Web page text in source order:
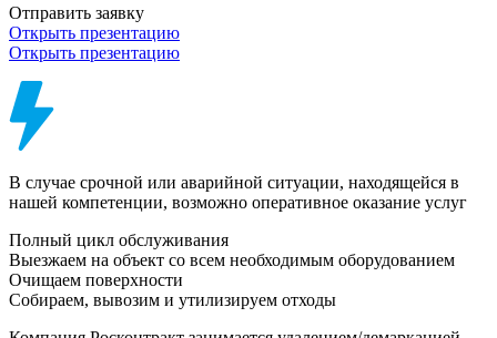
Отправить заявку
Открыть презентацию
Открыть презентацию
В случае срочной или аварийной ситуации, находящейся в
нашей компетенции, возможно оперативное оказание услуг
Полный цикл обслуживания
Выезжаем на объект со всем необходимым оборудованием
Очищаем поверхности
Собираем, вывозим и утилизируем отходы